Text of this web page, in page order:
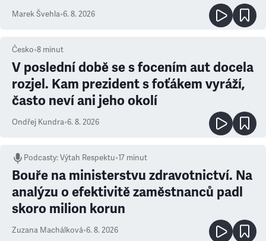
Marek Švehla•6. 8. 2026
Česko•8 minut
V poslední době se s focením aut docela
rozjel. Kam prezident s foťákem vyráží,
často neví ani jeho okolí
Ondřej Kundra•6. 8. 2026
Podcasty:Výtah Respektu•17 minut
Bouře na ministerstvu zdravotnictví. Na
analýzu o efektivitě zaměstnanců padl
skoro milion korun
Zuzana Machálková•6. 8. 2026